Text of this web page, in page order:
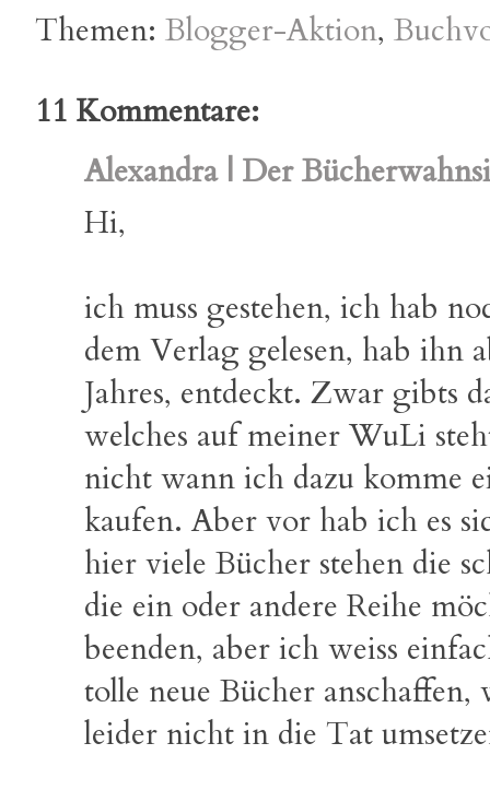
Themen: Blogger-Aktion,
11 Kommentare:
Alexandra | Der
Hi,
ich muss gestehen, ich hab
dem Verlag gelesen, hab ihn
Jahres, entdeckt. Zwar gibts
welches auf meiner WuLi
nicht wann ich dazu komme
kaufen. Aber vor hab ich es
hier viele Bücher stehen die
die ein oder andere Reihe
beenden, aber ich weiss
tolle neue Bücher
leider nicht in die Tat